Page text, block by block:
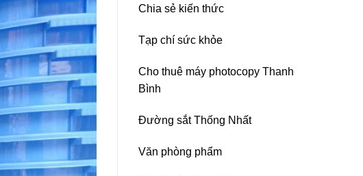
Chia sẻ kiến thức
Tạp chí sức khỏe
Cho thuê máy photocopy Thanh
Bình
Đường sắt Thống Nhất
Văn phòng phẩm